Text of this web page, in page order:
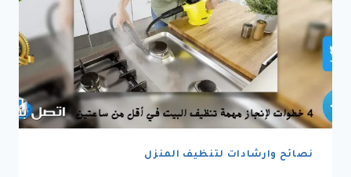
نصائح وارشادات لتنظيف المنزل